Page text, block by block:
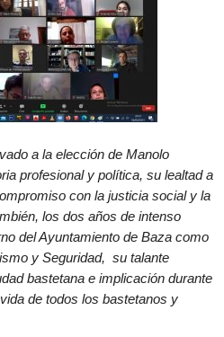
a la elección de Manolo
profesional y política, su lealtad a
con la justicia social y la
los dos años de intenso
del Ayuntamiento de Baza como
y Seguridad, su talante
bastetana e implicación durante
de todos los bastetanos y